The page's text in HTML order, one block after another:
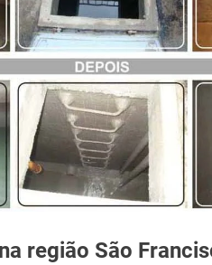
região São